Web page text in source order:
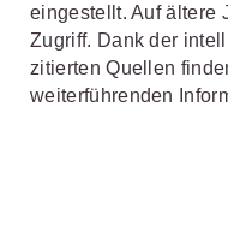
eingestellt. Auf ältere
Zugriff. Dank der
zitierten Quellen
weiterführenden